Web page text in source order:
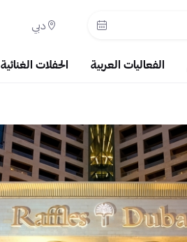
دبي
الفعاليات العربية الحفلات الغنائية